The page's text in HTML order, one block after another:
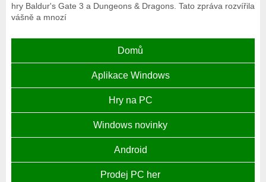
hry Baldur's Gate 3 a Dungeons & Dragons. Tato zpráva rozvířila
vášně a mnozí
Domů
Aplikace Windows
Hry na PC
Windows novinky
Android
Prodej PC her